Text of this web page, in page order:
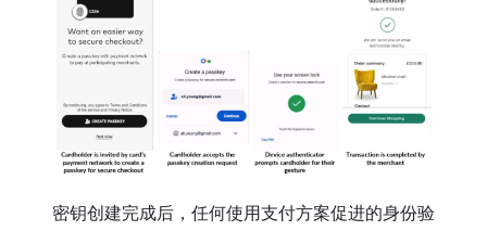
密钥创建完成后，任何使用支付方案促进的身份验